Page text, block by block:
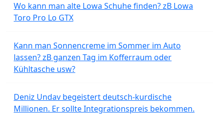
Wo kann man alte Lowa Schuhe finden? zB Lowa
Toro Pro Lo GTX
Kann man Sonnencreme im Sommer im Auto
lassen? zB ganzen Tag im Kofferraum oder
Kühltasche usw?
Deniz Undav begeistert deutsch-kurdische
Millionen. Er sollte Integrationspreis bekommen.